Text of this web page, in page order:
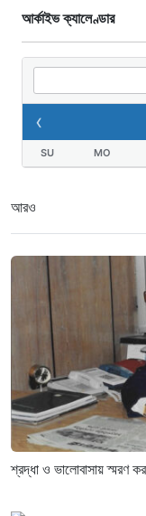
আর্কাইভ ক্যালেণ্ডার
‹
SU MO
আরও
শ্রদ্ধা ও ভালোবাসায় স্মরণ